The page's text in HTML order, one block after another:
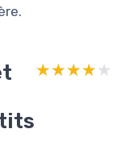
★★★★★
★★★★★